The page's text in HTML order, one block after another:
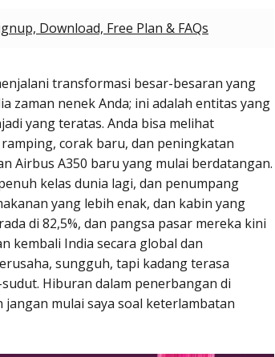
Download, Free Plan & FAQs
transformasi besar-besaran yang
zaman nenek Anda; ini adalah entitas yang
yang teratas. Anda bisa melihat
corak baru, dan peningkatan
Airbus A350 baru yang mulai berdatangan.
kelas dunia lagi, dan penumpang
yang lebih enak, dan kabin yang
di 82,5%, dan pangsa pasar mereka kini
kembali India secara global dan
sungguh, tapi kadang terasa
Hiburan dalam penerbangan di
mulai saya soal keterlambatan